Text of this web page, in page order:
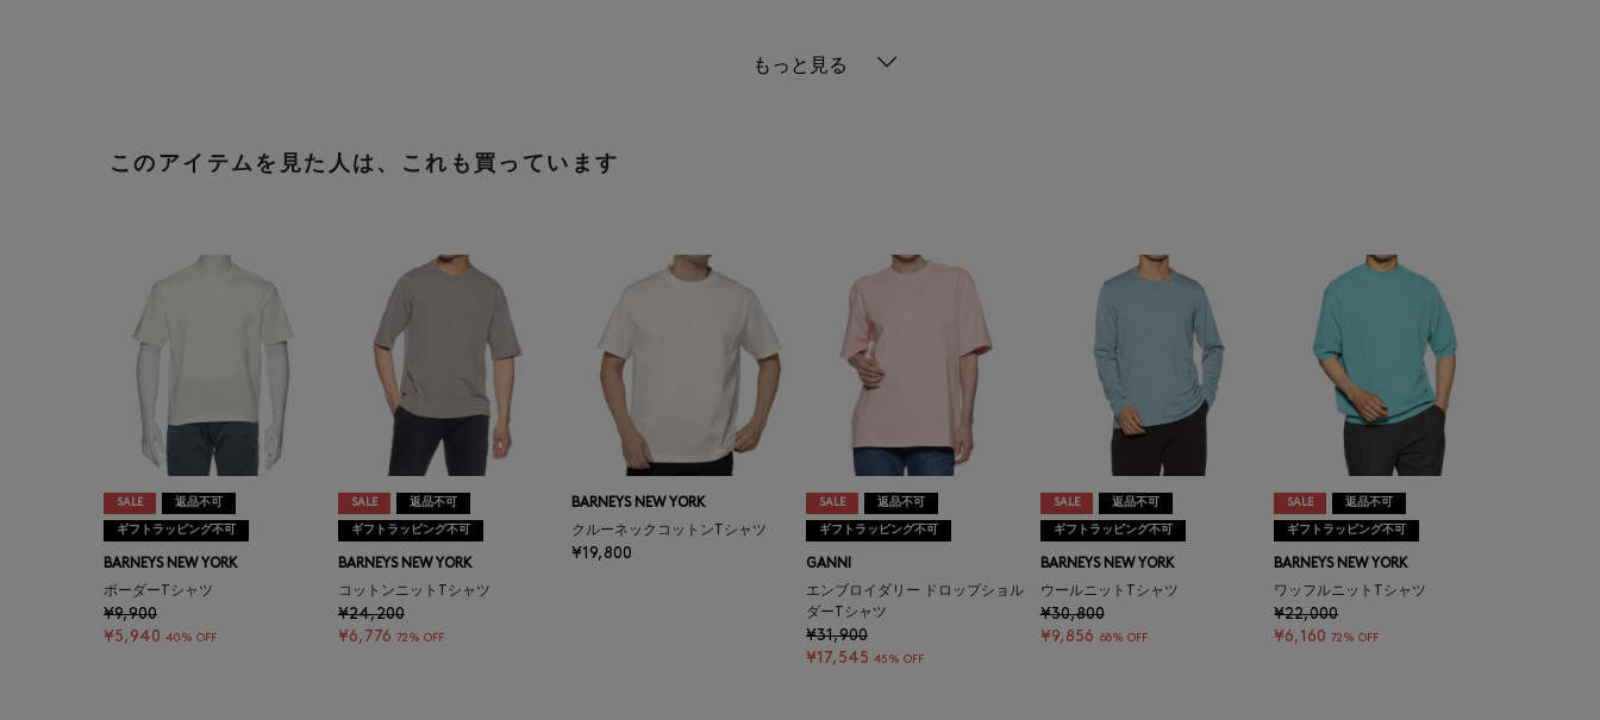
もっと見る
このアイテムを見た人は、これも買っています
SALE 返品不可
ギフトラッピング不可
BARNEYS NEW YORK
ボーダーTシャツ
¥9,900
¥5,940 40% OFF
SALE 返品不可
ギフトラッピング不可
BARNEYS NEW YORK
コットンニットTシャツ
¥24,200
¥6,776 72% OFF
BARNEYS NEW YORK
クルーネックコットンTシャツ
¥19,800
SALE 返品不可
ギフトラッピング不可
GANNI
エンブロイダリー ドロップショル
ダーTシャツ
¥31,900
¥17,545 45% OFF
SALE 返品不可
ギフトラッピング不可
BARNEYS NEW YORK
ウールニットTシャツ
¥30,800
¥9,856 68% OFF
SALE 返品不可
ギフトラッピング不可
BARNEYS NEW YORK
ワッフルニットTシャツ
¥22,000
¥6,160 72% OFF